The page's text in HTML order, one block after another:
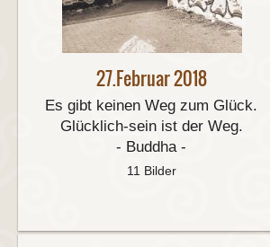
27.Februar 2018
Es gibt keinen Weg zum Glück.
Glücklich-sein ist der Weg.
- Buddha -
11 Bilder